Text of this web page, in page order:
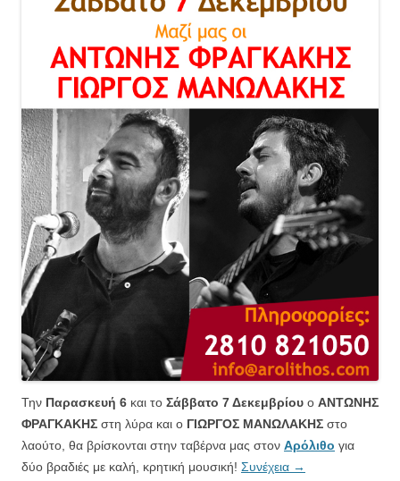
Την Παρασκευή 6 και το Σάββατο 7 Δεκεμβρίου ο ΑΝΤΩΝΗΣ
ΦΡΑΓΚΑΚΗΣ στη λύρα και ο ΓΙΩΡΓΟΣ ΜΑΝΩΛΑΚΗΣ στο
λαούτο, θα βρίσκονται στην ταβέρνα μας στον Αρόλιθο για
δύο βραδιές με καλή, κρητική μουσική! Συνέχεια →